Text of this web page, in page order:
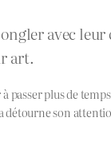
avec
art.
passer plus de
détourne son